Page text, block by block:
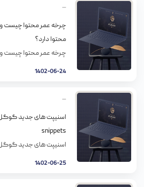
چرخه عمر محتوا چیست و
محتوا دارد؟
1402-06-24
snippets
1402-06-25